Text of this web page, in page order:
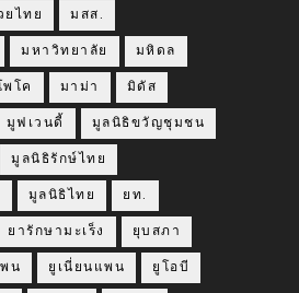
ยไทย มสส.
มหาวิทยาลัย มหิดล
โค มาม่า มิดัส
มูฟเวนดี้ มูลนิธิขวัญชุมชน
มูลนิธิรักษ์ไทย
มูลนิธิไทย ยท.
ยารักษามะเร็ง ยุบสภา
น ยูเนี่ยนแพน ยูโอบี